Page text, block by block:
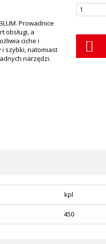
Prowadnice
obsługi, a
ciche i
i szybki, natomiast
narzędzi.
kpl
450